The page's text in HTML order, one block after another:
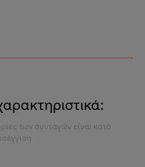
των συνταγών είναι κατά